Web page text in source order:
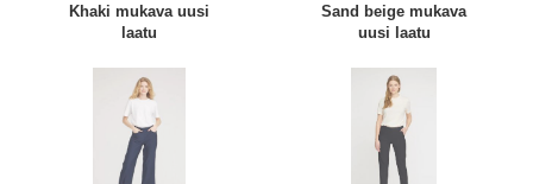
Khaki mukava uusi
laatu
Sand beige mukava
uusi laatu